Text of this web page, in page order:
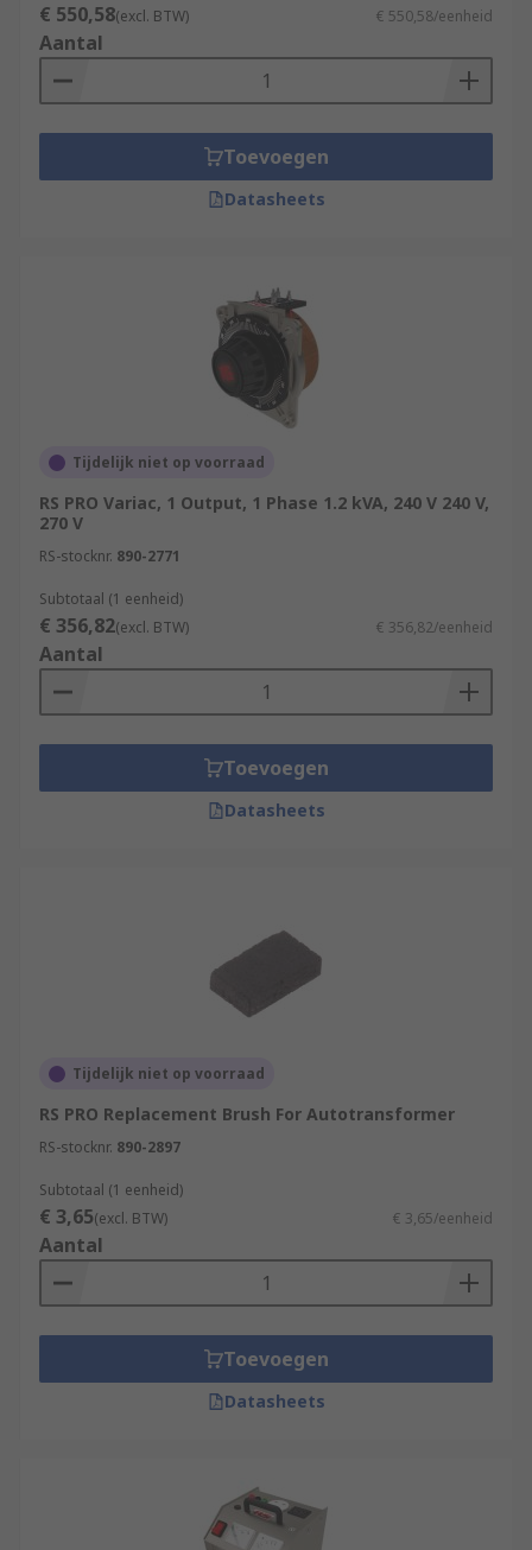
€ 550,58(excl. BTW) € 550,58/eenheid
Aantal
Toevoegen
Datasheets
Tijdelijk niet op voorraad
RS PRO Variac, 1 Output, 1 Phase 1.2 kVA, 240 V 240 V,
270 V
RS-stocknr. 890-2771
Subtotaal (1 eenheid)
€ 356,82(excl. BTW) € 356,82/eenheid
Aantal
Toevoegen
Datasheets
Tijdelijk niet op voorraad
RS PRO Replacement Brush For Autotransformer
RS-stocknr. 890-2897
Subtotaal (1 eenheid)
€ 3,65(excl. BTW) € 3,65/eenheid
Aantal
Toevoegen
Datasheets